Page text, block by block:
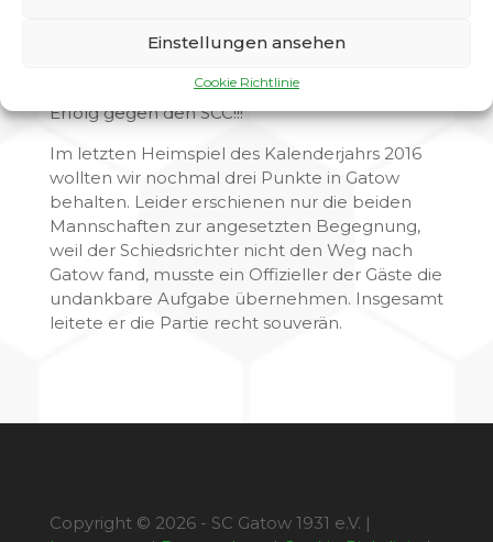
Einstellungen ansehen
Cookie Richtlinie
2:0 Lehmann V: Schildberg
Erfolg gegen den SCC!!!
Im letzten Heimspiel des Kalenderjahrs 2016
wollten wir nochmal drei Punkte in Gatow
behalten. Leider erschienen nur die beiden
Mannschaften zur angesetzten Begegnung,
weil der Schiedsrichter nicht den Weg nach
Gatow fand, musste ein Offizieller der Gäste die
undankbare Aufgabe übernehmen. Insgesamt
leitete er die Partie recht souverän.
Copyright © 2026 - SC Gatow 1931 e.V. |